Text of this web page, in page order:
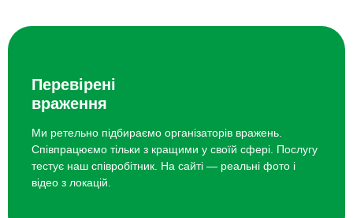
Перевірені
враження
Ми ретельно підбираємо організаторів вражень.
Співпрацюємо тільки з кращими у своїй сфері. Послугу
тестує наш співробітник. На сайті — реальні фото і
відео з локацій.